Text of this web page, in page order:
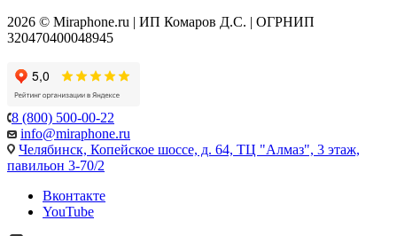
2026 © Miraphone.ru | ИП Комаров Д.С. | ОГРНИП
320470400048945
8 (800) 500-00-22
info@miraphone.ru
Челябинск, Копейское шоссе, д. 64, ТЦ "Алмаз", 3 этаж,
павильон 3-70/2
Вконтакте
YouTube